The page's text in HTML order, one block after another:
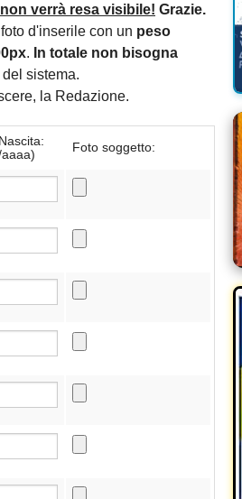
verrà resa visibile! Grazie.
d'inserile con un peso
. In totale non bisogna
sistema.
la Redazione.
Foto soggetto: